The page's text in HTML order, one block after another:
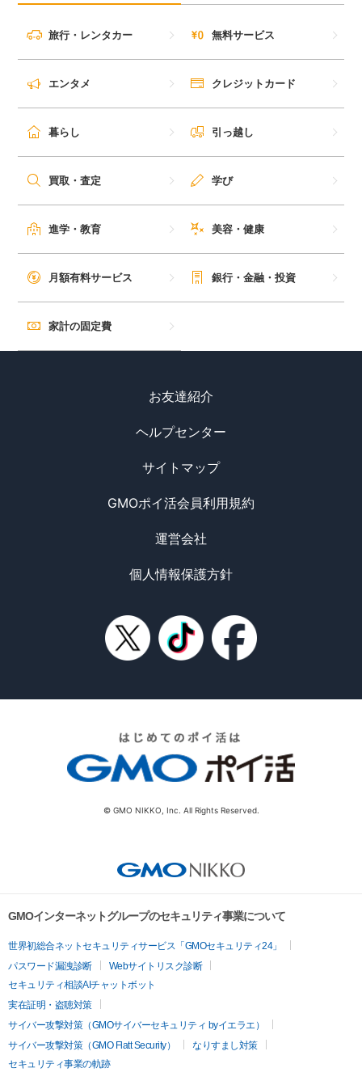
旅行・レンタカー 無料サービス
エンタメ クレジットカード
暮らし 引っ越し
買取・査定 学び
進学・教育 美容・健康
月額有料サービス 銀行・金融・投資
家計の固定費
お友達紹介
ヘルプセンター
サイトマップ
GMOポイ活会員利用規約
運営会社
個人情報保護方針
© GMO NIKKO, Inc. All Rights Reserved.
GMOインターネットグループのセキュリティ事業について
世界初総合ネットセキュリティサービス「GMOセキュリティ24」
パスワード漏洩診断
Webサイトリスク診断
セキュリティ相談AIチャットボット
実在証明・盗聴対策
サイバー攻撃対策（GMOサイバーセキュリティ byイエラエ）
サイバー攻撃対策（GMO Flatt Security）
なりすまし対策
セキュリティ事業の軌跡